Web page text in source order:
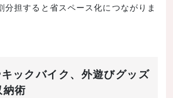
分担すると省スペース化につながりま
ックバイク、外遊びグッズ
納術